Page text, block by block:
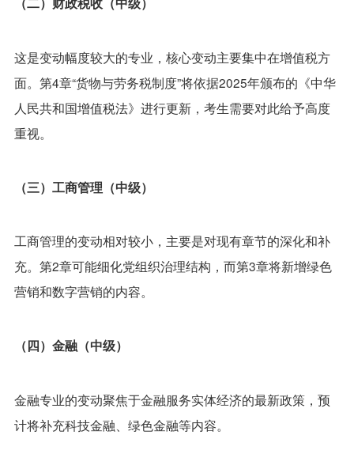
这是变动幅度较大的专业，核心变动主要集中在增值税方
面。第4章“货物与劳务税制度”将依据2025年颁布的《中华
人民共和国增值税法》进行更新，考生需要对此给予高度
重视。
（三）工商管理（中级）
工商管理的变动相对较小，主要是对现有章节的深化和补
充。第2章可能细化党组织治理结构，而第3章将新增绿色
营销和数字营销的内容。
（四）金融（中级）
金融专业的变动聚焦于金融服务实体经济的最新政策，预
计将补充科技金融、绿色金融等内容。